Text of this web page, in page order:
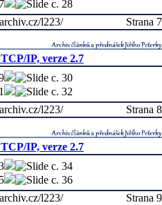
Strana 7
l223/
IP, verze 2.7
Strana 8
l223/
IP, verze 2.7
Strana 9
l223/